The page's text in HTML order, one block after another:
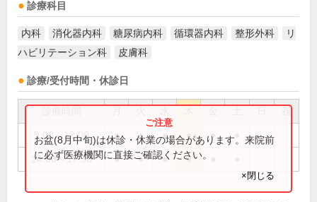
診療科目
内科 消化器内科 糖尿病内科 循環器内科 整形外科
リ
ハビリテーション科
皮膚科
診療/受付時間・休診日
祝
9:00～12:00 ● ● ● ● ●
14:00～17:30 ● ● ● ●
お盆(8月中旬)は休診・休業の場合があります。来院前
に必ず医療機関に直接ご確認ください。
×閉じる